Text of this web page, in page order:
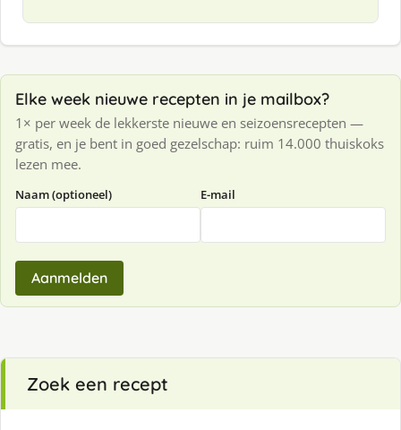
Elke week nieuwe recepten in je mailbox?
1× per week de lekkerste nieuwe en seizoensrecepten —
gratis, en je bent in goed gezelschap: ruim 14.000 thuiskoks
lezen mee.
Naam (optioneel) E-mail
Aanmelden
Zoek een recept